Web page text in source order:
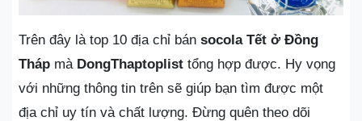
Trên đây là top 10 địa chỉ bán socola Tết ở Đồng
Tháp mà DongThaptoplist tổng hợp được. Hy vọng
với những thông tin trên sẽ giúp bạn tìm được một
địa chỉ uy tín và chất lượng. Đừng quên theo dõi